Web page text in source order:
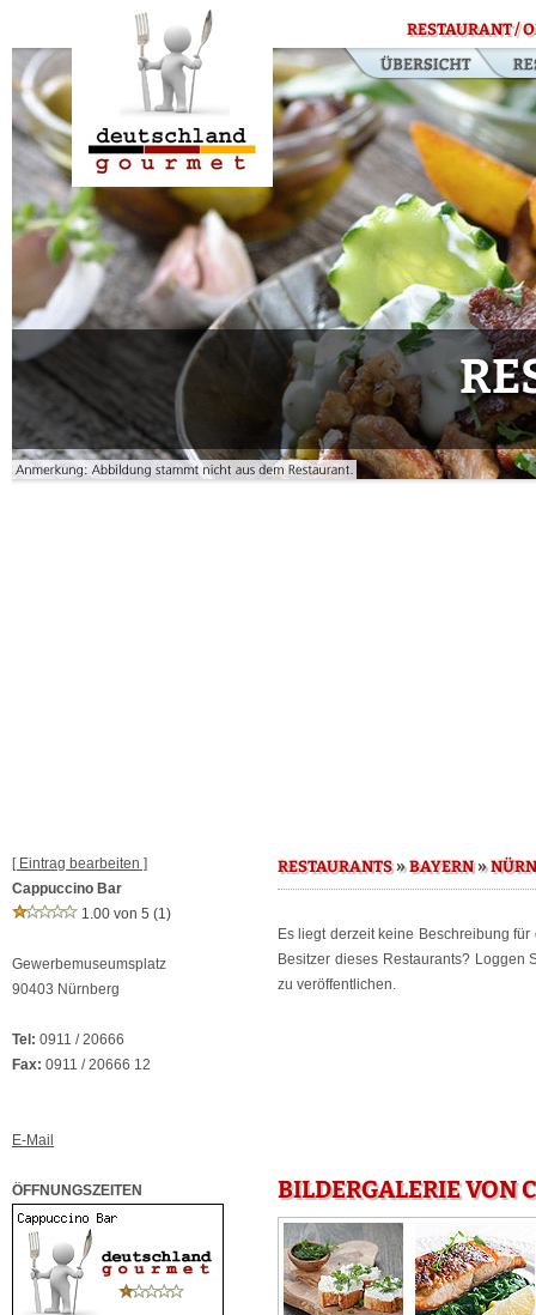
RESTAURANT /
[ Eintrag bearbeiten ]
Cappuccino Bar
1.00 von 5 (1)
Gewerbemuseumsplatz
90403 Nürnberg
Tel: 0911 / 20666
Fax: 0911 / 20666 12
E-Mail
ÖFFNUNGSZEITEN
RESTAURANTS»BAYERN»
Es liegt derzeit keine Beschreibung
Besitzer dieses Restaurants? Loggen
zu veröffentlichen.
BILDERGALERIE VON